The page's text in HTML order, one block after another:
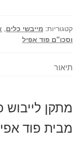
קטגוריות: מייבשי כלים,
וסכו"ם פוד אפיל
תיאור
מבית פוד